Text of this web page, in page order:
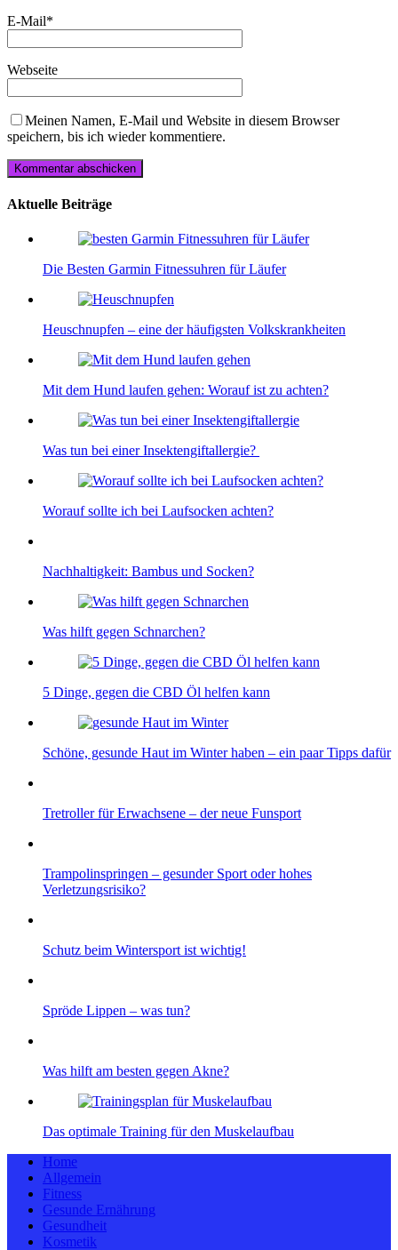
E-Mail*
Webseite
Meinen Namen, E-Mail und Website in diesem Browser
speichern, bis ich wieder kommentiere.
Aktuelle Beiträge
Die Besten Garmin Fitnessuhren für Läufer
Heuschnupfen – eine der häufigsten Volkskrankheiten
Mit dem Hund laufen gehen: Worauf ist zu achten?
Was tun bei einer Insektengiftallergie?
Worauf sollte ich bei Laufsocken achten?
Nachhaltigkeit: Bambus und Socken?
Was hilft gegen Schnarchen?
5 Dinge, gegen die CBD Öl helfen kann
Schöne, gesunde Haut im Winter haben – ein paar Tipps dafür
Tretroller für Erwachsene – der neue Funsport
Trampolinspringen – gesunder Sport oder hohes
Verletzungsrisiko?
Schutz beim Wintersport ist wichtig!
Spröde Lippen – was tun?
Was hilft am besten gegen Akne?
Das optimale Training für den Muskelaufbau
Home
Allgemein
Fitness
Gesunde Ernährung
Gesundheit
Kosmetik